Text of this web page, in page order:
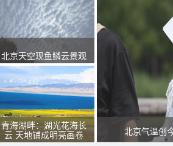
北京天空现鱼鳞云景观
青海湖畔：湖光花海长
云 天地铺成明亮画卷
北京气温创